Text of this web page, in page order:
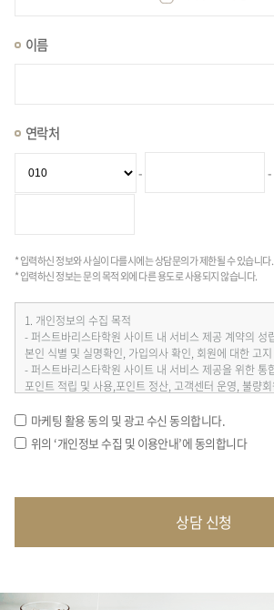
이름
연락처
- -
* 입력하신 정보와 사실이 다를시에는 상담문의가 제한될 수 있습니다.
* 입력하신 정보는 문의 목적 외에 다른 용도로 사용되지 않습니다.
마케팅 활용 동의 및 광고 수신 동의합니다.
위의 ‘개인정보 수집 및 이용안내’에 동의합니다
상담 신청